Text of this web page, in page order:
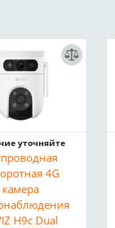
уточняйте
4G
камера
H9c Dual